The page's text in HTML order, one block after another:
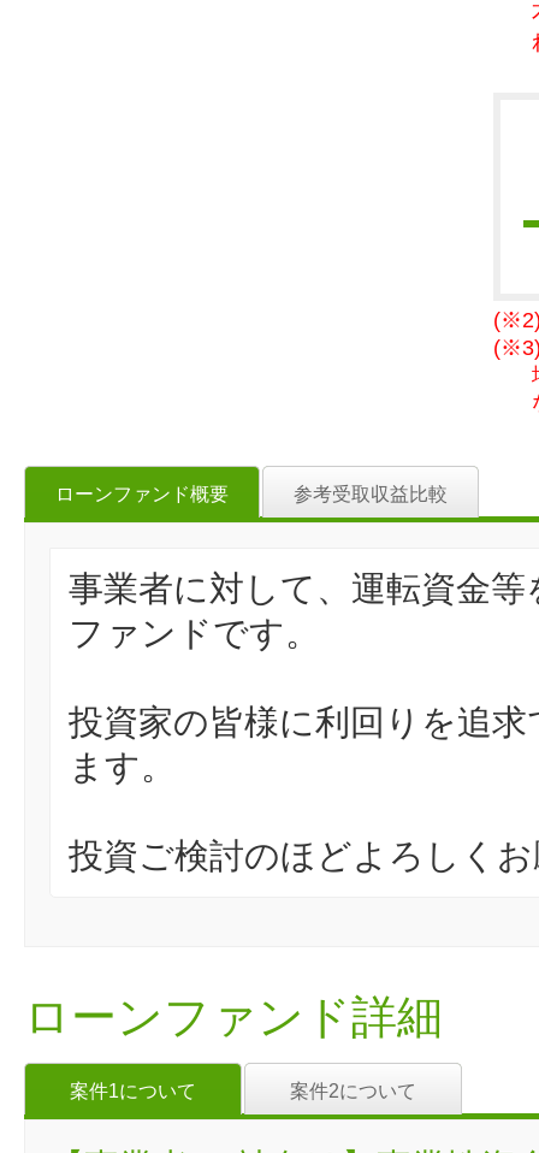
(※2)
(※3)
ローンファンド概要 参考受取収益比較
事業者に対して、運転資金
ファンドです。
投資家の皆様に利回りを追
ます。
投資ご検討のほどよろしく
ローンファンド詳細
案件1について 案件2について